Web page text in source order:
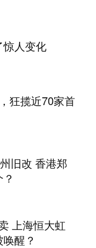
惊人变化
狂揽近70家首
旧改 香港郑
上海恒大虹
醒？